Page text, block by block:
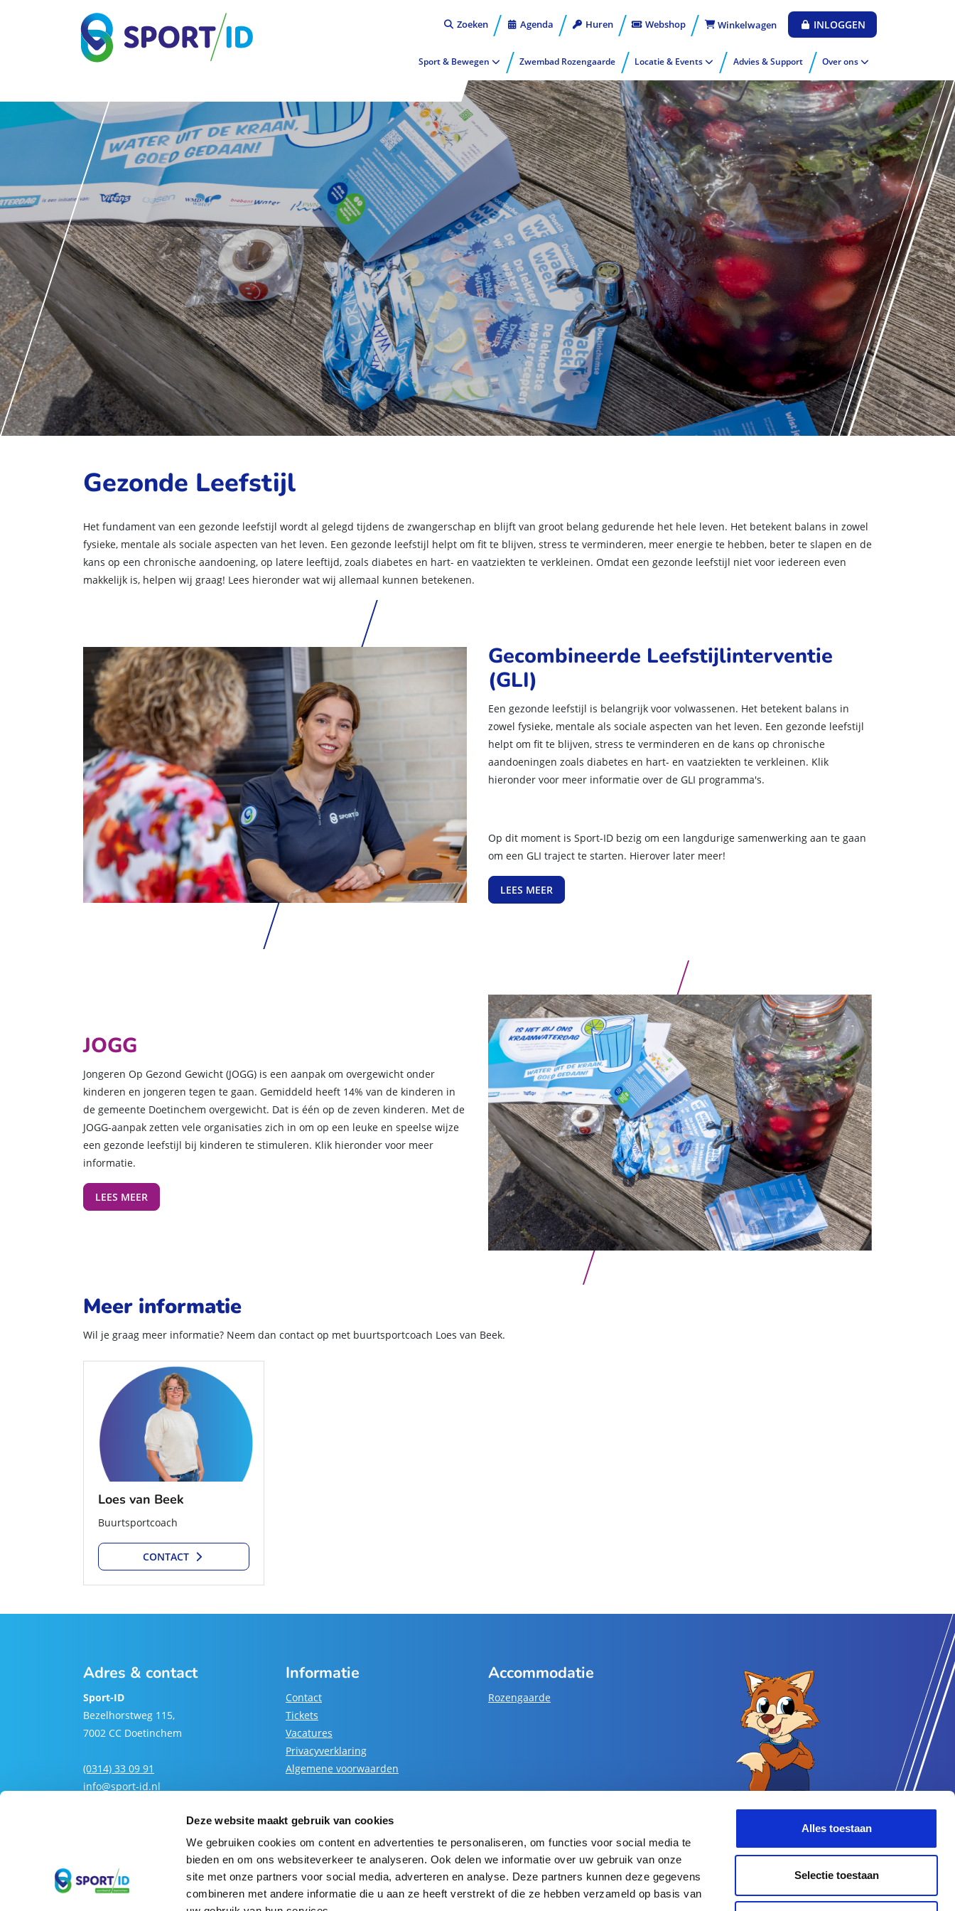
Deze website maakt gebruik van cookies
We gebruiken cookies om content en advertenties te personaliseren, om functies voor social media te
bieden en om ons websiteverkeer te analyseren. Ook delen we informatie over uw gebruik van onze
site met onze partners voor social media, adverteren en analyse. Deze partners kunnen deze gegevens
combineren met andere informatie die u aan ze heeft verstrekt of die ze hebben verzameld op basis van
Alles toestaan
Selectie toestaan
Zoeken Agenda Huren Webshop Winkelwagen INLOGGEN
Sport & Bewegen Zwembad Rozengaarde Locatie & Events Advies & Support Over ons
Gezonde Leefstijl
Het fundament van een gezonde leefstijl wordt al gelegd tijdens de zwangerschap en blijft van groot belang gedurende het hele leven. Het betekent balans in zowel
fysieke, mentale als sociale aspecten van het leven. Een gezonde leefstijl helpt om fit te blijven, stress te verminderen, meer energie te hebben, beter te slapen en de
kans op een chronische aandoening, op latere leeftijd, zoals diabetes en hart- en vaatziekten te verkleinen. Omdat een gezonde leefstijl niet voor iedereen even
makkelijk is, helpen wij graag! Lees hieronder wat wij allemaal kunnen betekenen.
Gecombineerde Leefstijlinterventie
(GLI)
Een gezonde leefstijl is belangrijk voor volwassenen. Het betekent balans in
zowel fysieke, mentale als sociale aspecten van het leven. Een gezonde leefstijl
helpt om fit te blijven, stress te verminderen en de kans op chronische
aandoeningen zoals diabetes en hart- en vaatziekten te verkleinen. Klik
hieronder voor meer informatie over de GLI programma's.
Op dit moment is Sport-ID bezig om een langdurige samenwerking aan te gaan
om een GLI traject te starten. Hierover later meer!
LEES MEER
JOGG
Jongeren Op Gezond Gewicht (JOGG) is een aanpak om overgewicht onder
kinderen en jongeren tegen te gaan. Gemiddeld heeft 14% van de kinderen in
de gemeente Doetinchem overgewicht. Dat is één op de zeven kinderen. Met de
JOGG-aanpak zetten vele organisaties zich in om op een leuke en speelse wijze
een gezonde leefstijl bij kinderen te stimuleren. Klik hieronder voor meer
informatie.
LEES MEER
Meer informatie
Wil je graag meer informatie? Neem dan contact op met buurtsportcoach Loes van Beek.
Loes van Beek
Buurtsportcoach
CONTACT
Adres & contact
Sport-ID
Bezelhorstweg 115,
7002 CC Doetinchem
(0314) 33 09 91
info@sport-id.nl
Informatie
Contact
Tickets
Vacatures
Privacyverklaring
Algemene voorwaarden
Accommodatie
Rozengaarde
Blijf op de hoogte
AANMELDEN VOOR NIEUWSBRIEF